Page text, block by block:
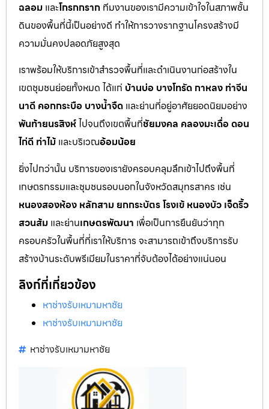
ฉลอม และโกรกกราก ทีมงานของเรามีความเข้าใจในสภาพชั้น
ดินของพื้นที่นี้เป็นอย่างดี ทำให้การวางรากฐานโครงสร้างมี
ความมั่นคงปลอดภัยสูงสุด
เราพร้อมให้บริการเข้าสำรวจพื้นที่และดำเนินงานก่อสร้างใน
เขตชุมชนย่อยทั้งหมด ได้แก่ บ้านบ่อ บางโทรัด กาหลง ท่าจีน
นาดี คอกกระบือ บางน้ำจืด และย่านที่อยู่อาศัยยอดนิยมอย่าง
พันท้ายนรสิงห์ไปจนถึงเขตพื้นที่ชัยมงคล คลองมะเดื่อ ดอน
ไก่ดี ท่าไม้ และบริเวณอ้อมน้อย
ยิ่งไปกว่านั้น บริการของเรายังครอบคลุมลึกเข้าไปถึงพื้นที่
เกษตรกรรมและชุมชนรอบนอกในจังหวัดสมุทรสาคร เช่น
หนองสองห้อง หลักสาม ยกกระบัตร โรงเข้ หนองบัว เจ็ดริ้ว
สวนส้ม และย่านเกษตรพัฒนา เพื่อเป็นการยืนยันว่าทุก
ครอบครัวในพื้นที่ที่เราให้บริการ จะสามารถเข้าถึงบริการรับ
สร้างบ้านระดับพรีเมียมในราคาที่จับต้องได้อย่างแน่นอน
ลิงก์ที่เกี่ยวข้อง
หาช่างรับเหมามหาชัย
หาช่างรับเหมามหาชัย
หาช่างรับเหมามหาชัย